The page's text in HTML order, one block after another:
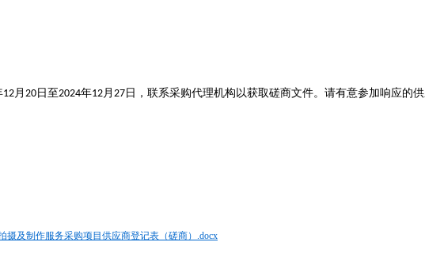
12 月 20日至2024年12 月 27日，联系采购代理机构以获取磋商文件。请有意参加响应的
摄及制作服务采购项目供应商登记表（磋商）.docx